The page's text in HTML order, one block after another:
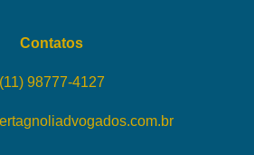
Contatos
(11) 98777-4127